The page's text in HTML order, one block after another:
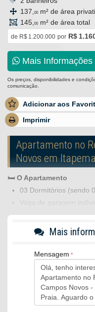
137, 00 m² de área
145, 00 m² de área total
de R$ 1.200.000 por R$
Mais
Os preços, disponibilidades e
comunicação.
Adicionar aos
Imprimir
Apartamento no
Novos em
🛏️ O Apartamento
03 Dormitórios (sendo
Vaga de garagem
Sacada com
Área de serviço
Cozinha separada
Totalmente mobiliado
O Empreendimento
08 pavimentos
02 apartamentos por
Mais
Mensagem